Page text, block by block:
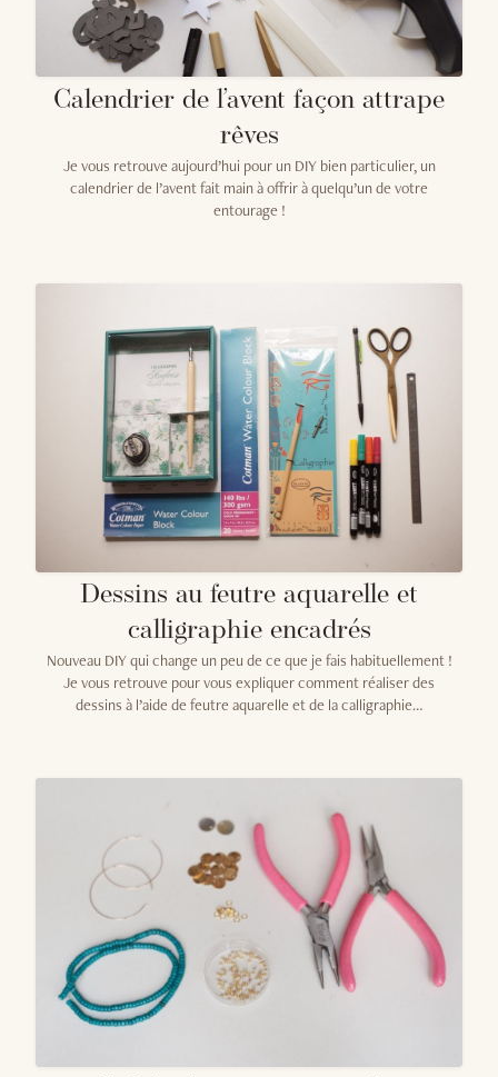
Calendrier de l’avent façon attrape
rêves
Je vous retrouve aujourd’hui pour un DIY bien particulier, un
calendrier de l’avent fait main à offrir à quelqu’un de votre
entourage !
Dessins au feutre aquarelle et
calligraphie encadrés
Nouveau DIY qui change un peu de ce que je fais habituellement !
Je vous retrouve pour vous expliquer comment réaliser des
dessins à l’aide de feutre aquarelle et de la calligraphie…